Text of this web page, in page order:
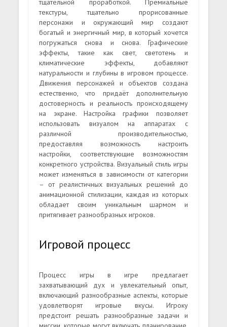
тщательной проработкой. Премиальные
текстуры, тщательно прорисованные
персонажи и окружающий мир создают
богатый и энергичный мир, в который хочется
погружаться снова и снова. Графические
эффекты, такие как свет, светотень и
климатические эффекты, добавляют
натуральности и глубины в игровом процессе.
Движения персонажей и объектов создана
естественно, что придаёт дополнительную
достоверность и реальность происходящему
на экране. Настройка графики позволяет
использовать визуалом на аппаратах с
различной производительностью,
предоставляя возможность настроить
настройки, соответствующие возможностям
конкретного устройства. Визуальный стиль игры
может изменяться в зависимости от категории
– от реалистичных визуальных решений до
анимационной стилизации, каждая из которых
обладает своим уникальным шармом и
притягивает разнообразных игроков.
Игровой процесс
Процесс игры в игре предлагает
захватывающий дух и увлекательный опыт,
включающий разнообразные аспекты, которые
удовлетворят игровые вкусы. Игроку
предстоит решать разнообразные задачи и